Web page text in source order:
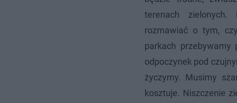
terenach
rozmawiać o tym,
parkach
odpoczynek pod
życzymy. Musimy
kosztuje. Niszczenie